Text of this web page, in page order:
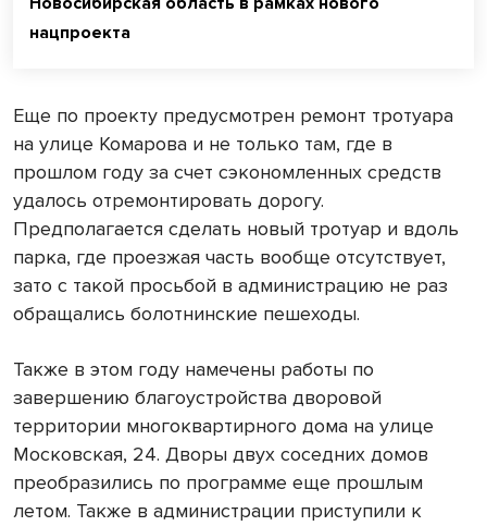
нацпроекта
Еще по проекту предусмотрен ремонт тротуара
на улице Комарова и не только там, где в
прошлом году за счет сэкономленных средств
удалось отремонтировать дорогу.
Предполагается сделать новый тротуар и вдоль
парка, где проезжая часть вообще отсутствует,
зато с такой просьбой в администрацию не раз
обращались болотнинские пешеходы.
Также в этом году намечены работы по
завершению благоустройства дворовой
территории многоквартирного дома на улице
Московская, 24. Дворы двух соседних домов
преобразились по программе еще прошлым
летом. Также в администрации приступили к